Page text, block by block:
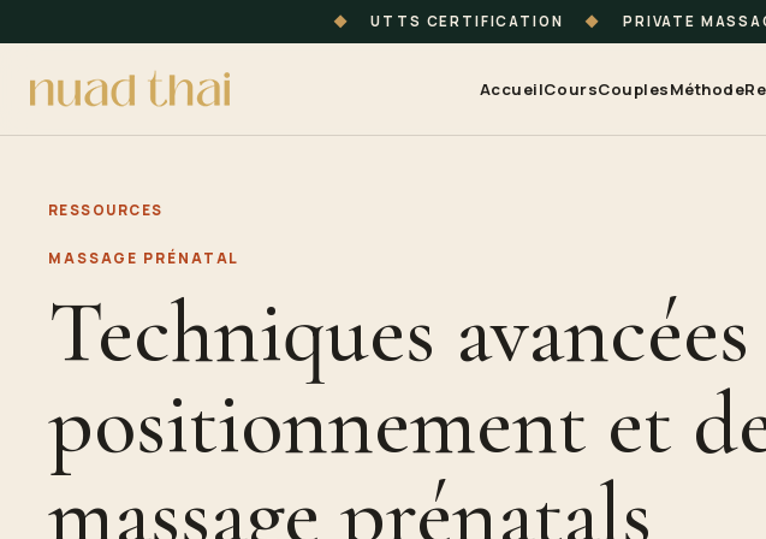
◆ UTTS CERTIFICATION ◆ PRIVATE
AccueilCoursCouplesMéthode
RESSOURCES
MASSAGE PRÉNATAL
Techniques
positionnement et
massage prénatals